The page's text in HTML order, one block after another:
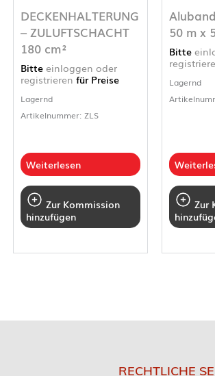
DECKENHALTERUNG
– ZULUFTSCHACHT
180 cm²
Bitte einloggen oder
registrieren für Preise
Lagernd
Artikelnummer: ZLS
Weiterlesen
Zur Kommission
hinzufügen
50 m x
Bitte
Lagernd
Zur
RECHTLICHE